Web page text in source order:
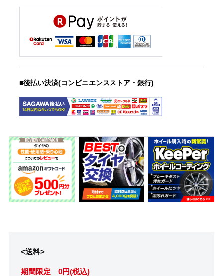
■後払い決済(コンビニエンスストア・銀行)
<送料>
期間限定 0円(税込)